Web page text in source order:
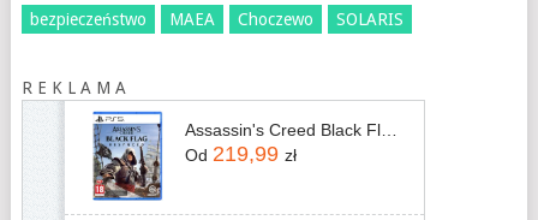
bezpieczeństwo
MAEA Choczewo SOLARIS
R E K L A M A
Assassin's Creed Black Flag Resynced (Gra PS5)
Od 219,99 zł